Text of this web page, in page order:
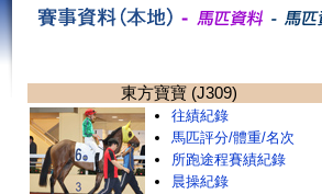
東方寶寶 (J309)
往績紀錄
馬匹評分/體重/名次
所跑途程賽績紀錄
晨操紀錄